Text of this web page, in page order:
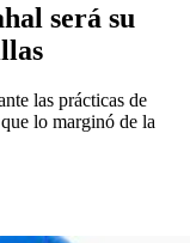
será su
las prácticas de
lo marginó de la